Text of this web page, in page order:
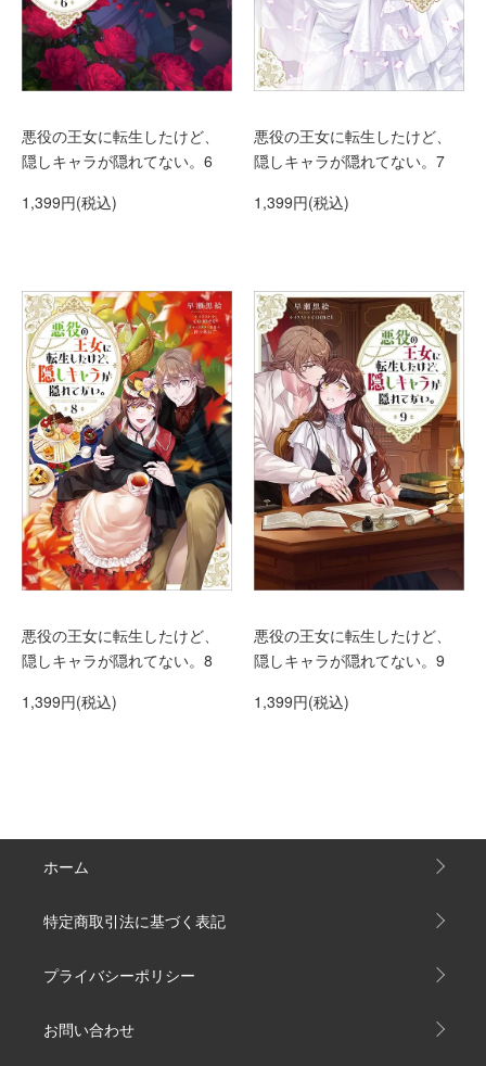
悪役の王女に転生したけど、
隠しキャラが隠れてない。6
1,399円(税込)
悪役の王女に転生したけど、
隠しキャラが隠れてない。7
1,399円(税込)
悪役の王女に転生したけど、
隠しキャラが隠れてない。8
1,399円(税込)
悪役の王女に転生したけど、
隠しキャラが隠れてない。9
1,399円(税込)
ホーム
特定商取引法に基づく表記
プライバシーポリシー
お問い合わせ